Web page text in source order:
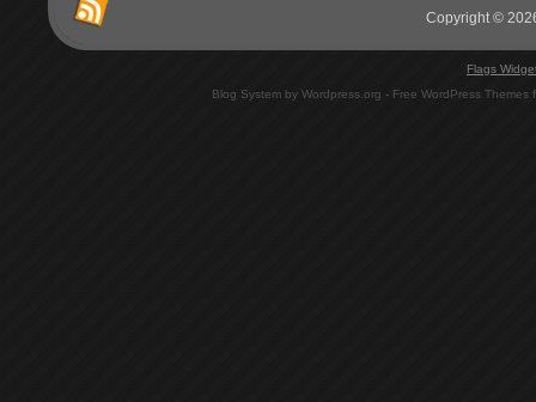
Copyright ©
Flags
Blog System by Wordpress.org - Free WordPress Themes